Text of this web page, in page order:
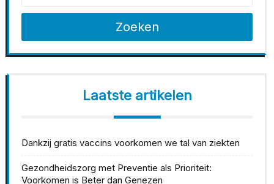
Zoeken
Laatste artikelen
Dankzij gratis vaccins voorkomen we tal van ziekten
Gezondheidszorg met Preventie als Prioriteit:
Voorkomen is Beter dan Genezen